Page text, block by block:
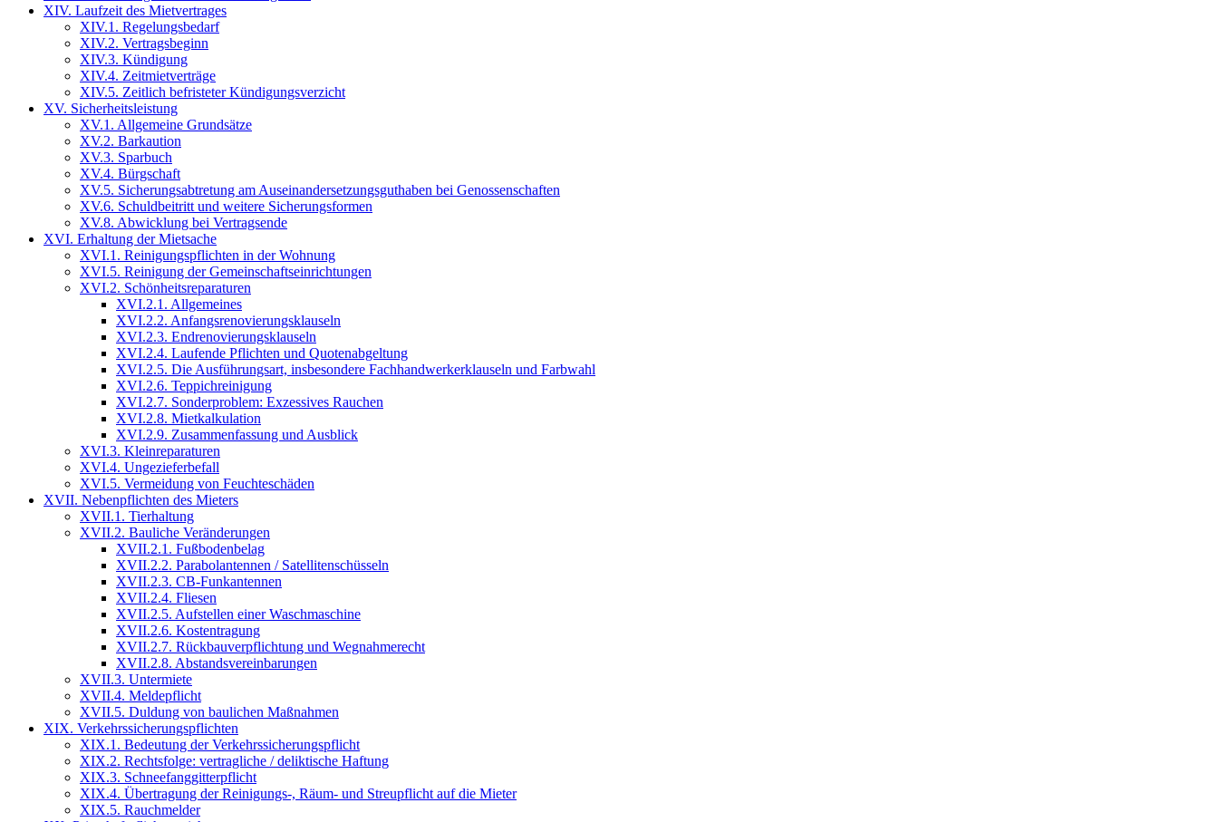
XIV. Laufzeit des Mietvertrages
XIV.1. Regelungsbedarf
XIV.2. Vertragsbeginn
XIV.3. Kündigung
XIV.4. Zeitmietverträge
XIV.5. Zeitlich befristeter Kündigungsverzicht
XV. Sicherheitsleistung
XV.1. Allgemeine Grundsätze
XV.2. Barkaution
XV.3. Sparbuch
XV.4. Bürgschaft
XV.5. Sicherungsabtretung am Auseinandersetzungsguthaben bei Genossenschaften
XV.6. Schuldbeitritt und weitere Sicherungsformen
XV.8. Abwicklung bei Vertragsende
XVI. Erhaltung der Mietsache
XVI.1. Reinigungspflichten in der Wohnung
XVI.5. Reinigung der Gemeinschaftseinrichtungen
XVI.2. Schönheitsreparaturen
XVI.2.1. Allgemeines
XVI.2.2. Anfangsrenovierungsklauseln
XVI.2.3. Endrenovierungsklauseln
XVI.2.4. Laufende Pflichten und Quotenabgeltung
XVI.2.5. Die Ausführungsart, insbesondere Fachhandwerkerklauseln und Farbwahl
XVI.2.6. Teppichreinigung
XVI.2.7. Sonderproblem: Exzessives Rauchen
XVI.2.8. Mietkalkulation
XVI.2.9. Zusammenfassung und Ausblick
XVI.3. Kleinreparaturen
XVI.4. Ungezieferbefall
XVI.5. Vermeidung von Feuchteschäden
XVII. Nebenpflichten des Mieters
XVII.1. Tierhaltung
XVII.2. Bauliche Veränderungen
XVII.2.1. Fußbodenbelag
XVII.2.2. Parabolantennen / Satellitenschüsseln
XVII.2.3. CB-Funkantennen
XVII.2.4. Fliesen
XVII.2.5. Aufstellen einer Waschmaschine
XVII.2.6. Kostentragung
XVII.2.7. Rückbauverpflichtung und Wegnahmerecht
XVII.2.8. Abstandsvereinbarungen
XVII.3. Untermiete
XVII.4. Meldepflicht
XVII.5. Duldung von baulichen Maßnahmen
XIX. Verkehrssicherungspflichten
XIX.1. Bedeutung der Verkehrssicherungspflicht
XIX.2. Rechtsfolge: vertragliche / deliktische Haftung
XIX.3. Schneefanggitterpflicht
XIX.4. Übertragung der Reinigungs-, Räum- und Streupflicht auf die Mieter
XIX.5. Rauchmelder